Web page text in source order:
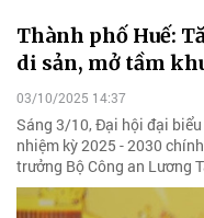
Thành phố Huế:
di sản, mở tầm
03/10/2025 14:37
Sáng 3/10, Đại hội đại
nhiệm kỳ 2025 - 2030
trưởng Bộ Công an Lương